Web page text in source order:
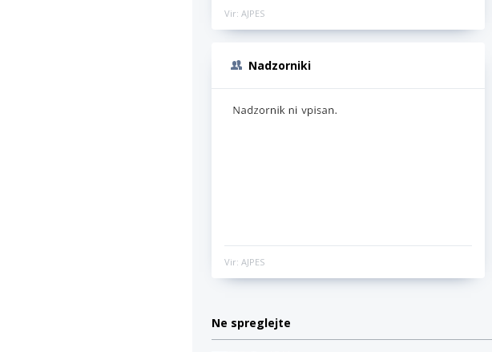
Vir: AJPES
Nadzorniki
Vir: AJPES
Ne spreglejte